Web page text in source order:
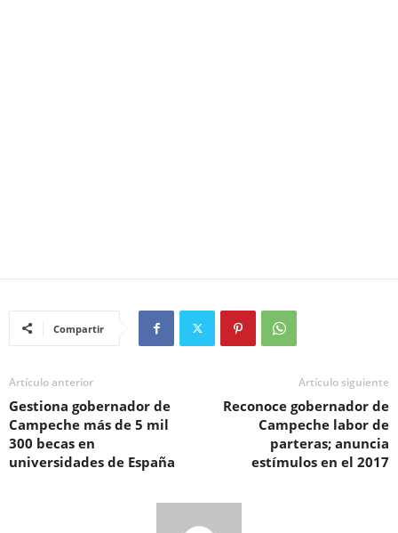
Compartir
Artículo anterior
Gestiona gobernador de
Campeche más de 5 mil
300 becas en
universidades de España
Artículo siguiente
Reconoce gobernador de
Campeche labor de
parteras; anuncia
estímulos en el 2017